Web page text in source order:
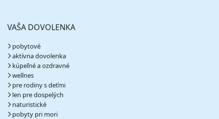
VAŠA DOVOLENKA
pobytové
aktívna dovolenka
kúpeľné a ozdravné
wellnes
pre rodiny s deťmi
len pre dospelých
naturistické
pobyty pri mori